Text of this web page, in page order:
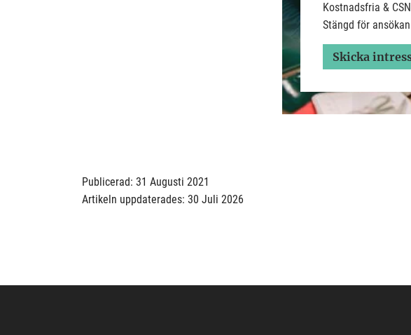
Kostnadsfria &
Stängd för ansökan
Skicka
Publicerad: 31 Augusti 2021
Artikeln uppdaterades: 30 Juli 2026